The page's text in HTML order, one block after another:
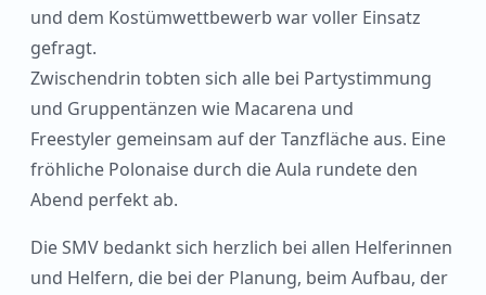
und dem Kostümwettbewerb war voller Einsatz
gefragt.
Zwischendrin tobten sich alle bei Partystimmung
und Gruppentänzen wie Macarena und
Freestyler gemeinsam auf der Tanzfläche aus. Eine
fröhliche Polonaise durch die Aula rundete den
Abend perfekt ab.
Die SMV bedankt sich herzlich bei allen Helferinnen
und Helfern, die bei der Planung, beim Aufbau, der